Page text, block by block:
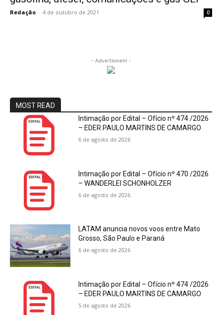
Redação - 4 de outubro de 2021 0
- Advertisment -
MOST READ
Intimação por Edital – Ofício nº 474 /2026
– EDER PAULO MARTINS DE CAMARGO
6 de agosto de 2026
Intimação por Edital – Ofício nº 470 /2026
– WANDERLEI SCHONHOLZER
6 de agosto de 2026
LATAM anuncia novos voos entre Mato
Grosso, São Paulo e Paraná
6 de agosto de 2026
Intimação por Edital – Ofício nº 474 /2026
– EDER PAULO MARTINS DE CAMARGO
5 de agosto de 2026